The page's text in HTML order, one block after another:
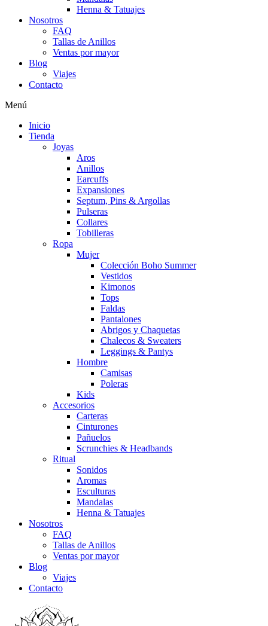
Henna & Tatuajes
Nosotros
FAQ
Tallas de Anillos
Ventas por mayor
Blog
Viajes
Contacto
Menú
Inicio
Tienda
Joyas
Aros
Anillos
Earcuffs
Expansiones
Septum, Pins & Argollas
Pulseras
Collares
Tobilleras
Ropa
Mujer
Colección Boho Summer
Vestidos
Kimonos
Tops
Faldas
Pantalones
Abrigos y Chaquetas
Chalecos & Sweaters
Leggings & Pantys
Hombre
Camisas
Poleras
Kids
Accesorios
Carteras
Cinturones
Pañuelos
Scrunchies & Headbands
Ritual
Sonidos
Aromas
Esculturas
Mandalas
Henna & Tatuajes
Nosotros
FAQ
Tallas de Anillos
Ventas por mayor
Blog
Viajes
Contacto